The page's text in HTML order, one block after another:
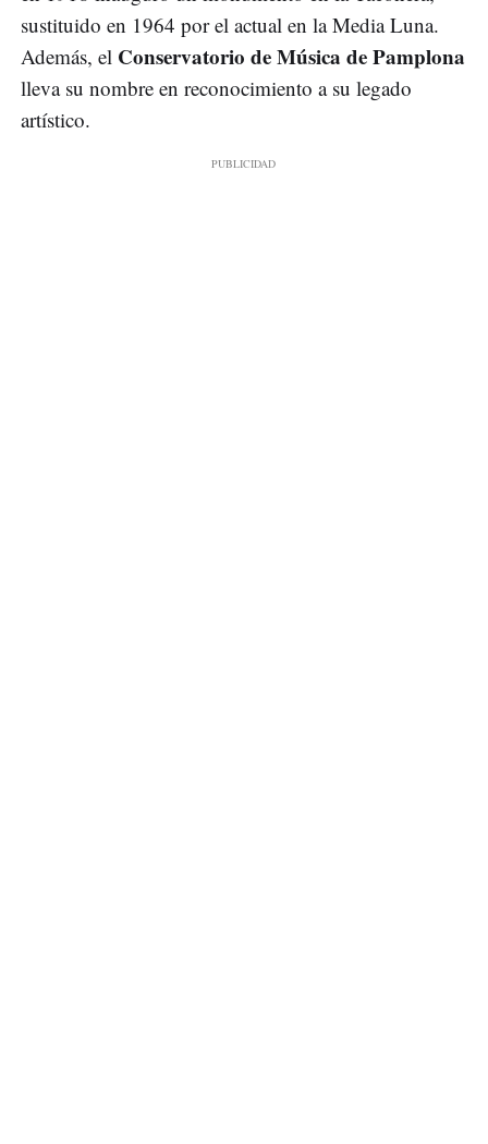
sustituido en 1964 por el actual en la Media Luna.
Además, el Conservatorio de Música de Pamplona
lleva su nombre en reconocimiento a su legado
artístico.